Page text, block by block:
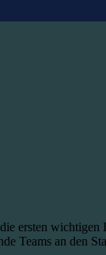
ersten
Teams an den